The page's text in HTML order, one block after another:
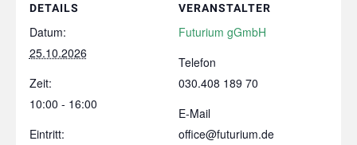
DETAILS
Datum:
25.10.2026
Zeit:
10:00 - 16:00
Eintritt:
VERANSTALTER
Futurium gGmbH
Telefon
030.408 189 70
E-Mail
office@futurium.de